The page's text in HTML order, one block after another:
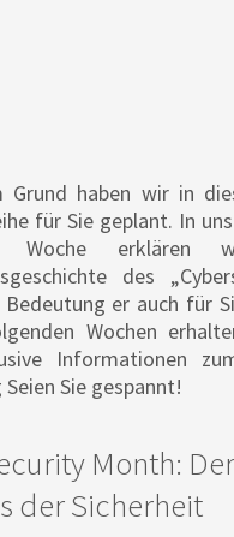
Grund haben wir in
für Sie geplant. In
Woche erklären
des
er auch für
Wochen
Informationen
Sie gespannt!
Month:
der Sicherheit